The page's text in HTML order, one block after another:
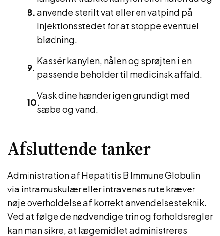
anvende sterilt vat eller en vatpind på
injektionsstedet for at stoppe eventuel
blødning.
Kassér kanylen, nålen og sprøjten i en
passende beholder til medicinsk affald.
Vask dine hænder igen grundigt med
sæbe og vand.
Afsluttende tanker
Administration af Hepatitis B Immune Globulin
via intramuskulær eller intravenøs rute kræver
nøje overholdelse af korrekt anvendelsesteknik.
Ved at følge de nødvendige trin og forholdsregler
kan man sikre, at lægemidlet administreres